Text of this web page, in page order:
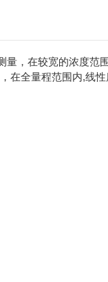
量，在较宽的浓度范
在全量程范围内,线性